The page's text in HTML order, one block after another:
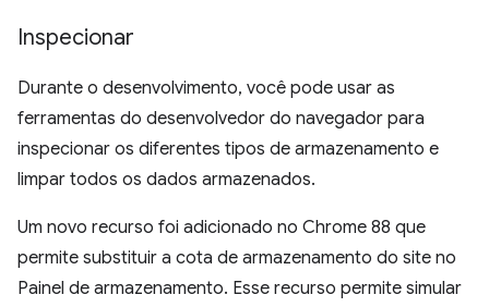
Inspecionar
Durante o desenvolvimento, você pode usar as
ferramentas do desenvolvedor do navegador para
inspecionar os diferentes tipos de armazenamento e
limpar todos os dados armazenados.
Um novo recurso foi adicionado no Chrome 88 que
permite substituir a cota de armazenamento do site no
Painel de armazenamento. Esse recurso permite simular